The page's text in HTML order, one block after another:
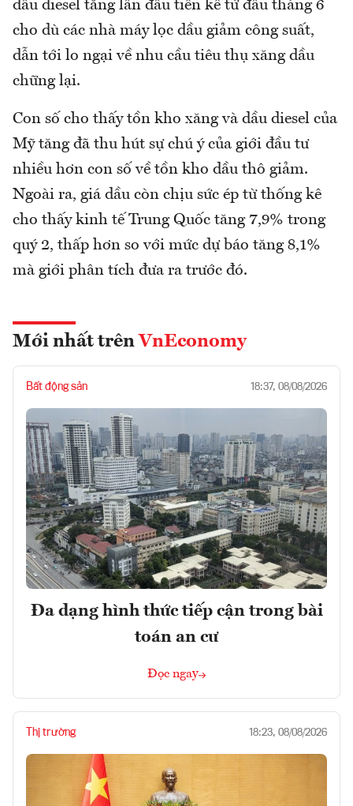
dầu diesel tăng lần đầu tiên kể từ đầu tháng 6
cho dù các nhà máy lọc dầu giảm công suất,
dẫn tới lo ngại về nhu cầu tiêu thụ xăng dầu
chững lại.
Con số cho thấy tồn kho xăng và dầu diesel của
Mỹ tăng đã thu hút sự chú ý của giới đầu tư
nhiều hơn con số về tồn kho dầu thô giảm.
Ngoài ra, giá dầu còn chịu sức ép từ thống kê
cho thấy kinh tế Trung Quốc tăng 7,9% trong
quý 2, thấp hơn so với mức dự báo tăng 8,1%
mà giới phân tích đưa ra trước đó.
Mới nhất trên VnEconomy
Bất động sản 18:37, 08/08/2026
Đa dạng hình thức tiếp cận trong bài
toán an cư
Đọc ngay
Thị trường 18:23, 08/08/2026